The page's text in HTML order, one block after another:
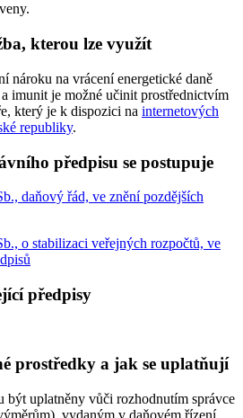
kterou lze využít
nároku na vrácení energetické daně
imunit je možné učinit prostřednictvím
který je k dispozici na internetových
republiky.
předpisu se postupuje
daňový řád, ve znění pozdějších
o stabilizaci veřejných rozpočtů, ve
předpisy
prostředky a jak se uplatňují
být uplatněny vůči rozhodnutím správce